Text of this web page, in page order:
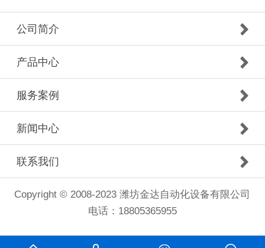
公司简介
产品中心
服务案例
新闻中心
联系我们
Copyright © 2008-2023 潍坊金达自动化设备有限公司
电话： 18805365955